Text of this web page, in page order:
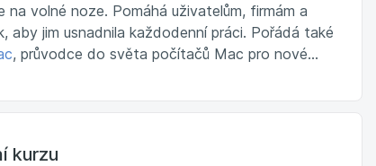
volné noze. Pomáhá uživatelům, firmám a
jim usnadnila každodenní práci. Pořádá také
, průvodce do světa počítačů Mac pro nové
kurzu